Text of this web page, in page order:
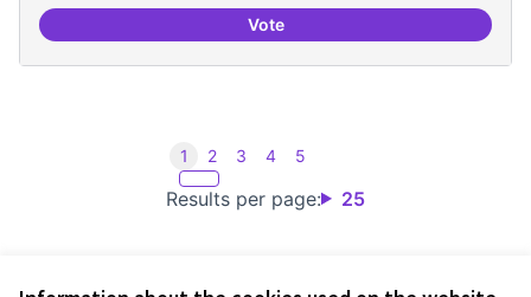
VotePunt de defensa de Drets Digitals
Results per page: 25
1 2 3 4 5